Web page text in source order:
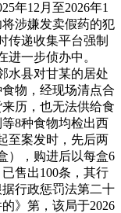
年12月至2026年1
涉嫌发卖假药的犯
传递收集平台强制
进一步侦办中。
水县对甘某的居处
物，经现场清点合
历，也无法供给食
8种食物均检出西
至案发时，先后两
），购进后以每盒6
售出100条，其行
行政惩罚法第二十
》第，该局于2026